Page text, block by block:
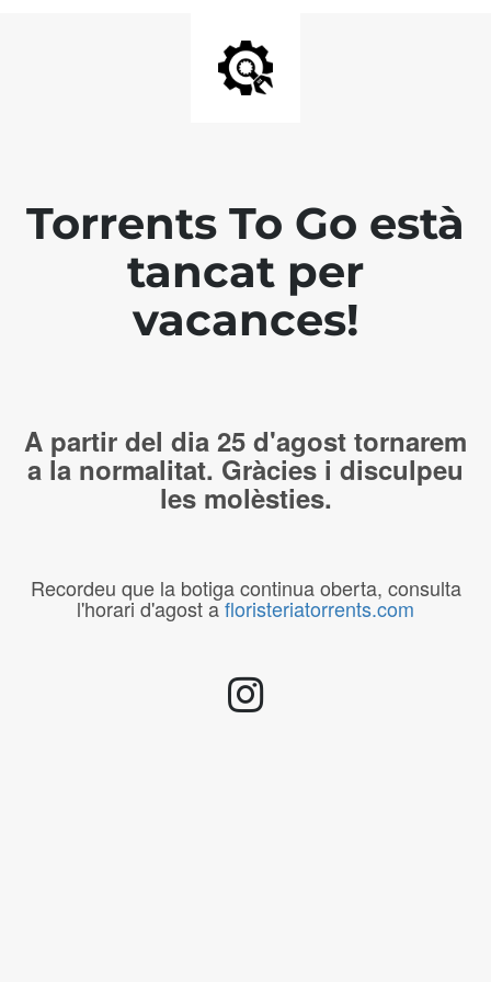
Torrents To Go està
tancat per
vacances!
A partir del dia 25 d'agost tornarem
a la normalitat. Gràcies i disculpeu
les molèsties.
Recordeu que la botiga continua oberta, consulta
l'horari d'agost afloristeriatorrents.com